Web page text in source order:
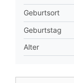
Geburtsort
Geburtstag
Alter